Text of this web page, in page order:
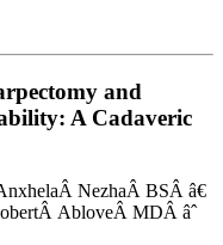
and
A Cadaveric
NezhaÂ BSÂ â€
AbloveÂ MDÂ âˆ